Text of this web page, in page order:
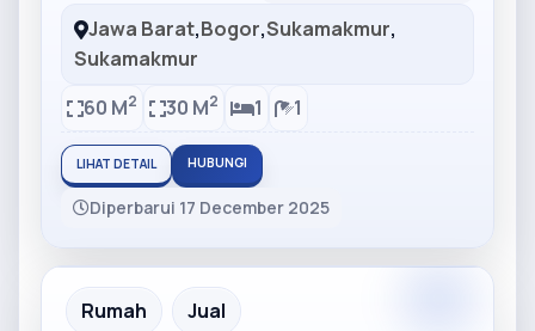
Jawa Barat,Bogor,Sukamakmur,
Sukamakmur
60 M2 30 M2 1 1
LIHAT DETAIL HUBUNGI
Diperbarui 17 December 2025
Partner Ad
Rumah Jual